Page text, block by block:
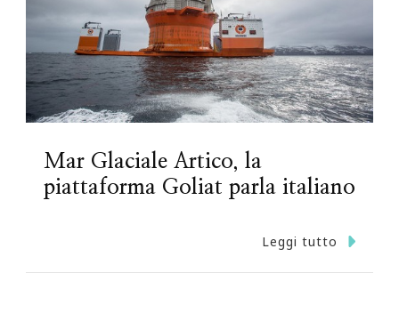
Mar Glaciale Artico, la
piattaforma Goliat parla italiano
Leggi tutto